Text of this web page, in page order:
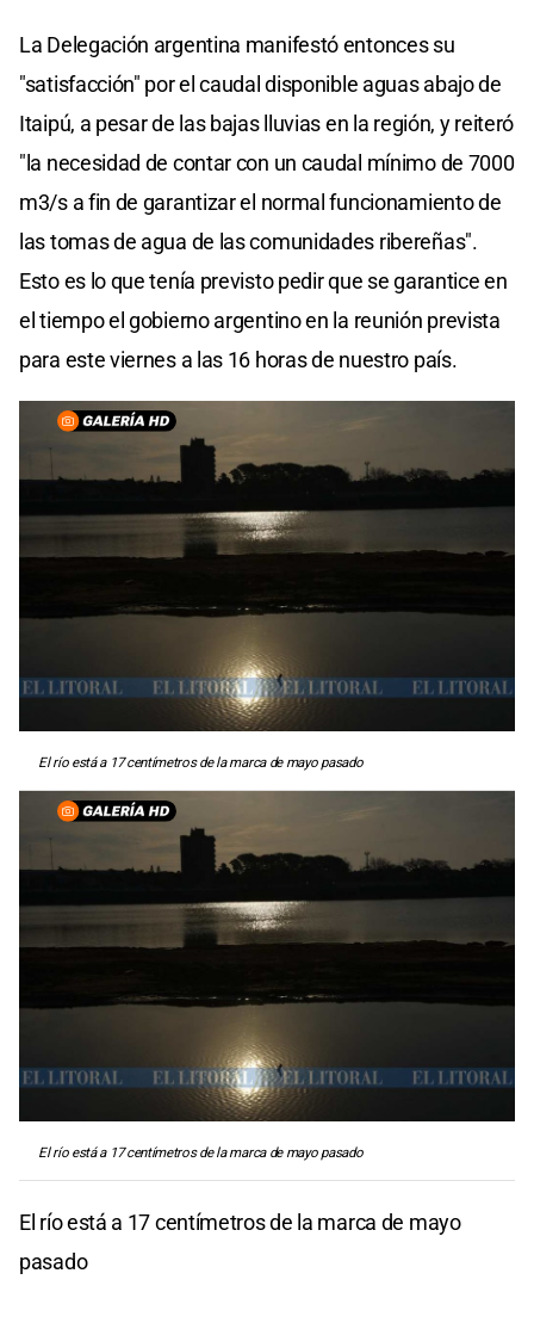
La Delegación argentina manifestó entonces su
"satisfacción" por el caudal disponible aguas abajo de
Itaipú, a pesar de las bajas lluvias en la región, y reiteró
"la necesidad de contar con un caudal mínimo de 7000
m3/s a fin de garantizar el normal funcionamiento de
las tomas de agua de las comunidades ribereñas".
Esto es lo que tenía previsto pedir que se garantice en
el tiempo el gobierno argentino en la reunión prevista
para este viernes a las 16 horas de nuestro país.
El río está a 17 centímetros de la marca de mayo pasado
El río está a 17 centímetros de la marca de mayo pasado
El río está a 17 centímetros de la marca de mayo
pasado